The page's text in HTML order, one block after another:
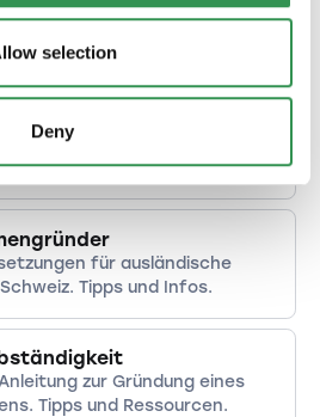
selection
Deny
und Tipps zur
in der Schweiz.
Von
im Überblick.
für ausländische
Tipps und Infos.
zur Gründung eines
Tipps und Ressourcen.